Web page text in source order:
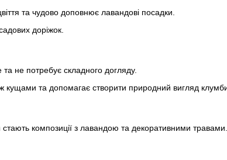
та чудово доповнює лавандові посадки.
доріжок.
не потребує складного догляду.
кущами та допомагає створити природний вигляд
композиції з лавандою та декоративними травами.